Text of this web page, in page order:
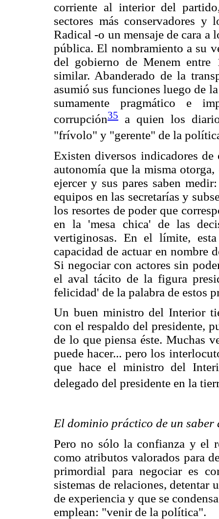
corriente al interior del
sectores más conservadores
Radical -o un mensaje de cara
pública. El nombramiento a su
del gobierno de Menem
similar. Abanderado de la
asumió sus funciones luego de
sumamente pragmático e
corrupción35
a quien los
"frívolo" y "gerente" de la
Existen diversos indicadores
autonomía que la misma
ejercer y sus pares saben
equipos en las secretarías y
los resortes de poder que
en la 'mesa chica' de las
vertiginosas. En el límite,
capacidad de actuar en nombre
Si negociar con actores sin
el aval tácito de la figura
felicidad' de la palabra de estos
Un buen ministro del Interior
con el respaldo del presidente,
de lo que piensa éste. Muchas
puede hacer... pero los
que hace el ministro del
delegado del presidente en la
El dominio práctico de un saber
Pero no sólo la confianza y el
como atributos valorados para
primordial para negociar es
sistemas de relaciones, detentar
de experiencia y que se
emplean: "venir de la política".